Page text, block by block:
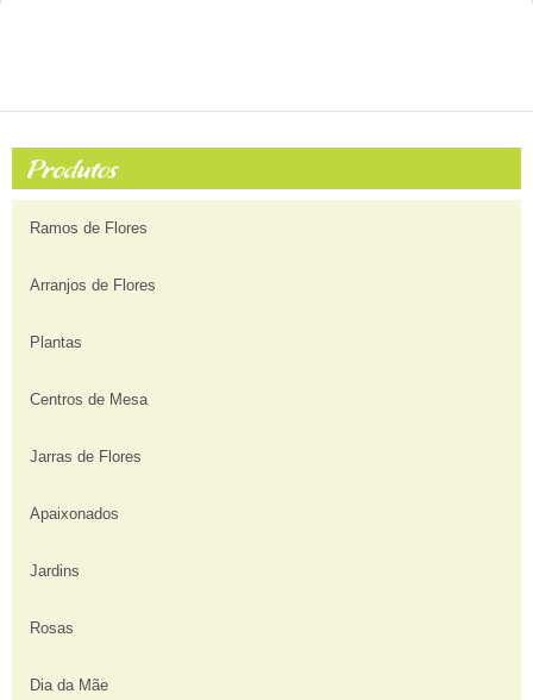
Ramos de Flores
Arranjos de Flores
Plantas
Centros de Mesa
Jarras de Flores
Apaixonados
Jardins
Rosas
Dia da Mãe